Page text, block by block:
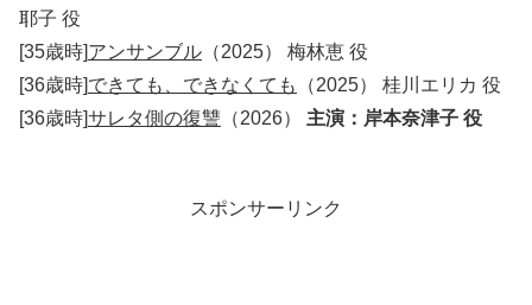
耶子 役
[35歳時]アンサンブル （2025） 梅林恵 役
[36歳時]できても、できなくても
（2025） 桂川エリカ 役
[36歳時]サレタ側の復讐 （2026） 主演：岸本奈津子 役
スポンサーリンク